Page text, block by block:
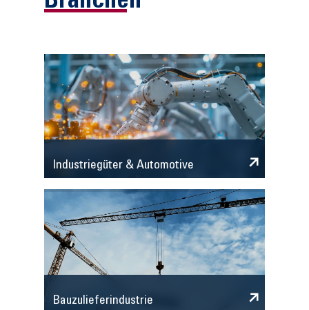
Industriegüter & Automotive
Bauzulieferindustrie